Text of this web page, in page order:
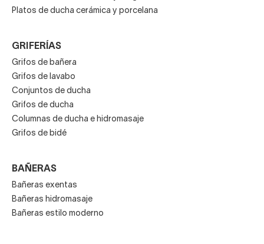
Platos de ducha cerámica y porcelana
GRIFERÍAS
Grifos de bañera
Grifos de lavabo
Conjuntos de ducha
Grifos de ducha
Columnas de ducha e hidromasaje
Grifos de bidé
BAÑERAS
Bañeras exentas
Bañeras hidromasaje
Bañeras estilo moderno